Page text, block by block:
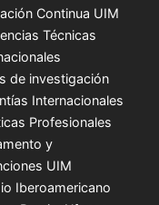
Continua UIM
Técnicas
de investigación
Internacionales
Profesionales
y
UIM
Iberoamericano